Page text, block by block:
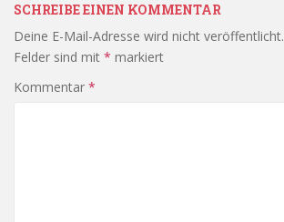
SCHREIBE EINEN KOMMENTAR
Deine E-Mail-Adresse wird nicht veröffentlicht.
Felder sind mit * markiert
Kommentar *